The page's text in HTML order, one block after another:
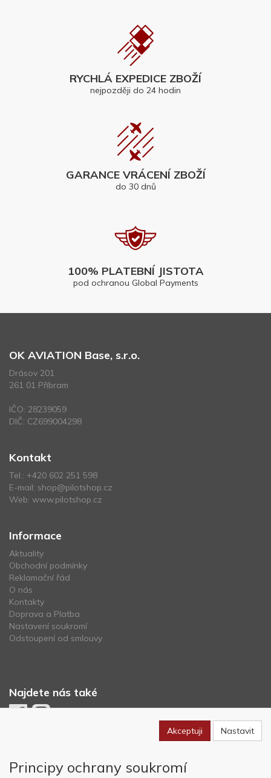
RYCHLÁ EXPEDICE ZBOŽÍ
nejpozději do 24 hodin
GARANCE VRÁCENÍ ZBOŽÍ
do 30 dnů
100% PLATEBNÍ JISTOTA
pod ochranou Global Payments
OK AVIATION Base, s.r.o.
Drásov 201
261 01 Příbram
IČO: 28239059
DIČ: CZ699004298
Kontakt
Tel.: +420 602 251 598
E-mail: shop@pilotshop.cz
Web: www.pilotshop.cz
Informace
Aktuality
Obchodní podmínky
Reklamační řád
O nás
Kontakty
Doprava a Platba
Nastavení soukromí
Odstoupení od smlouvy
Najdete nás také
Akceptuji Nastavit
Principy ochrany soukromí